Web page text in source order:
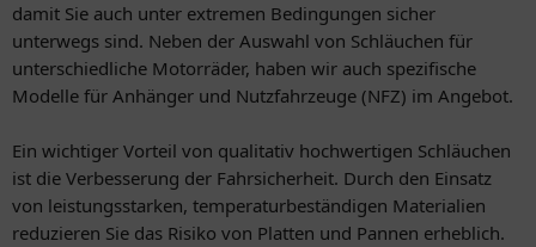
damit Sie auch unter extremen Bedingungen sicher
unterwegs sind. Neben der Auswahl von Schläuchen für
unterschiedliche Motorräder, haben wir auch spezifische
Modelle für Anhänger und Nutzfahrzeuge (NFZ) im Angebot.
Ein wichtiger Vorteil von qualitativ hochwertigen Schläuchen
ist die Verbesserung der Fahrsicherheit. Durch den Einsatz
von leistungsstarken, temperaturbeständigen Materialien
reduzieren Sie das Risiko von Platten und Pannen erheblich.